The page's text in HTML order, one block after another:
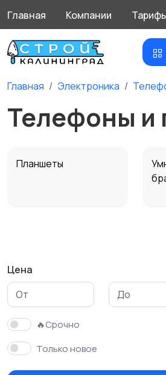
Главная Компании
Главная Электроника
Телефоны и
Планшеты
Цена
🔥Срочно
Только новое